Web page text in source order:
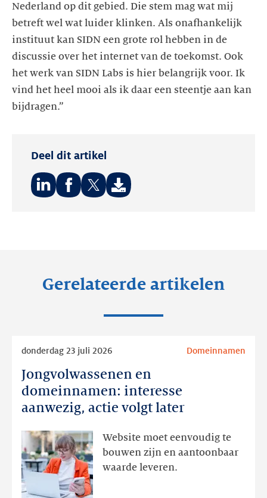
Nederland op dit gebied. Die stem mag wat mij
betreft wel wat luider klinken. Als onafhankelijk
instituut kan SIDN een grote rol hebben in de
discussie over het internet van de toekomst. Ook
het werk van SIDN Labs is hier belangrijk voor. Ik
vind het heel mooi als ik daar een steentje aan kan
Deel dit artikel
Gerelateerde artikelen
Jongvolwassenen en
domeinnamen: interesse
aanwezig, actie volgt later
donderdag 23 juli 2026 Domeinnamen
Website moet eenvoudig te
bouwen zijn en aantoonbaar
waarde leveren.
Jongvolwassenen
aanwezig,
actie
volgt
later